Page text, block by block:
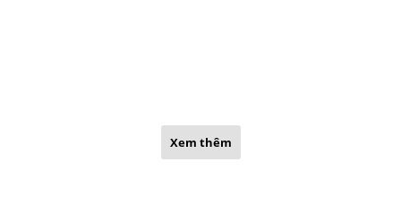
Xem thêm